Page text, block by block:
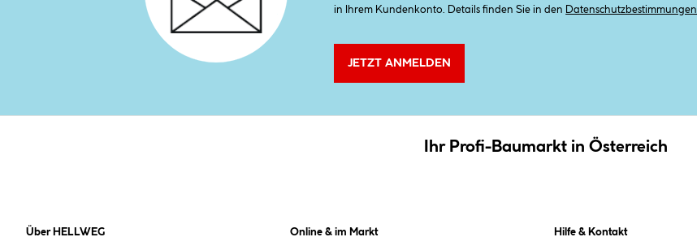
in Ihrem Kundenkonto. Details finden Sie in den
Datenschutzbestimmungen
JETZT ANMELDEN
Ihr Profi-Baumarkt in Österreich
Über HELLWEG Online & im Markt Hilfe & Kontakt